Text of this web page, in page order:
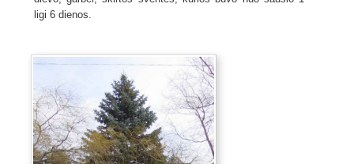
ligi 6 dienos.